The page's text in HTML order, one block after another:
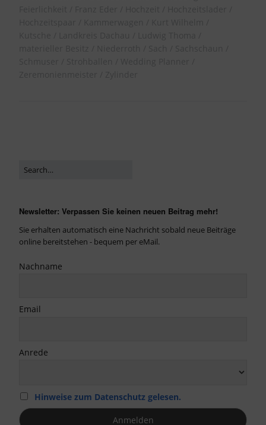
Newsletter: Verpassen Sie keinen neuen Beitrag mehr!
Sie erhalten automatisch eine Nachricht sobald neue Beiträge
online bereitstehen - bequem per eMail.
Nachname
Email
Anrede
Hinweise zum Datenschutz gelesen.